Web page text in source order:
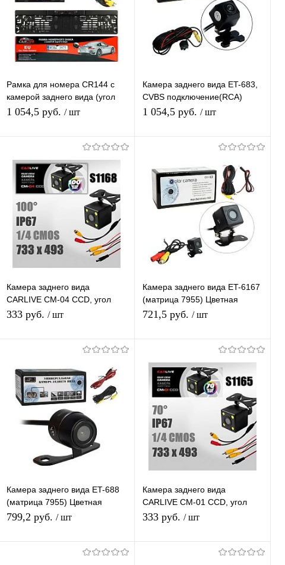
В избранное В наличии В наличии
Рамка для номера CR144 с
камерой заднего вида (угол
170˚) + ночная подсветка
1 054,5 руб. / шт
Купить в 1
сравнению
В избранное В наличии
Камера заднего вида ET-683,
CVBS подключение(RCA)
Цветная Парковочная камера
1 054,5 руб. / шт
Купить в 1
клик
К
сравнению
В избранное Под заказ
Камера заднего вида
CARLIVE СМ-04 CCD, угол
обзора 100˚
333 руб. / шт
Купить в 1
клик
К
сравнению
В избранное
Недоступно
Камера заднего вида ET-6167
(матрица 7955) Цветная
Парковочная камера с
721,5 руб. / шт
Купить в 1
К
сравнению
В избранное В наличии
Камера заднего вида ET-688
(матрица 7955) Цветная
Парковочная камера с
799,2 руб. / шт
Камера заднего вида
CARLIVE СМ-01 CCD, угол
обзора 70˚
333 руб. / шт